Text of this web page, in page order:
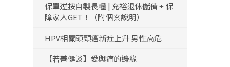
保單逆按自製長糧 | 充裕退休儲備 + 保
障家人GET！（附個案說明）
HPV相關頭頸癌新症上升 男性高危
【若善健談】愛與痛的邊緣